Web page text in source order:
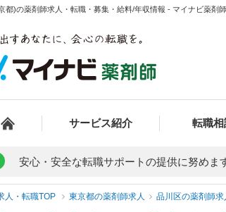
都)の薬剤師求人・転職・募集・給料/年収情報 - マイナビ薬剤師
サービス紹介 転職相
安心・安全な転職サポートの提供に努めま
人・転職TOP 東京都の薬剤師求人 品川区の薬剤師求